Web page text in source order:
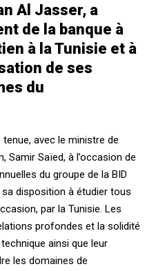
Al Jasser, a
de la banque à
à la Tunisie et à
de ses
du
tenue, avec le ministre de
Samir Saïed, à l’occasion de
du groupe de la BID
sa disposition à étudier tous
par la Tunisie. Les
profondes et la solidité
ainsi que leur
les domaines de